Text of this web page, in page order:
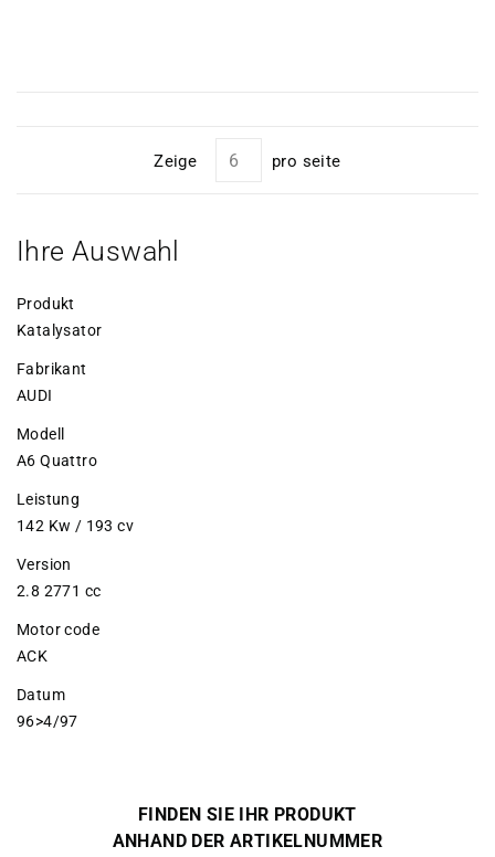
Zeige pro seite
Ihre Auswahl
Produkt
Katalysator
Fabrikant
AUDI
Modell
A6 Quattro
Leistung
142 Kw / 193 cv
Version
2.8 2771 cc
Motor code
ACK
Datum
96>4/97
FINDEN SIE IHR PRODUKT
ANHAND DER ARTIKELNUMMER